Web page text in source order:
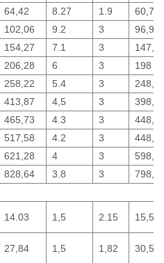
64,42 8.27 1.9
60,7
102,06 9.2 3
96,9
154,27 7.1 3
147,6
206,28 6 3
198
258,22 5.4 3
248,2
413,87 4,5 3
398,5
465,73 4.3 3
448,6
517,58 4.2 3
448,6
621,28 4 3
598,7
828,64 3.8 3
798,7
14.03 1,5 2.15 15,5
27,84 1,5 1,82 30,51